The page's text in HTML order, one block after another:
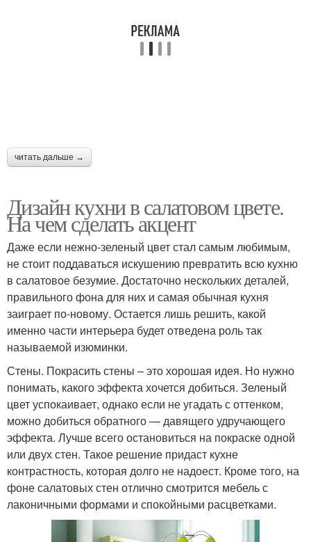
читать дальше →
Дизайн кухни в салатовом цвете.
На чем сделать акцент
Даже если нежно-зеленый цвет стал самым любимым,
не стоит поддаваться искушению превратить всю кухню
в салатовое безумие. Достаточно нескольких деталей,
правильного фона для них и самая обычная кухня
заиграет по-новому. Остается лишь решить, какой
именно части интерьера будет отведена роль так
называемой изюминки.
Стены. Покрасить стены – это хорошая идея. Но нужно
понимать, какого эффекта хочется добиться. Зеленый
цвет успокаивает, однако если не угадать с оттенком,
можно добиться обратного — давящего удручающего
эффекта. Лучше всего остановиться на покраске одной
или двух стен. Такое решение придаст кухне
контрастность, которая долго не надоест. Кроме того, на
фоне салатовых стен отлично смотрится мебель с
лаконичными формами и спокойными расцветками.